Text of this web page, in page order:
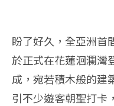
盼了好久，全亞洲首
於正式在花蓮洄瀾灣
成，宛若積木般的建
引不少遊客朝聖打卡